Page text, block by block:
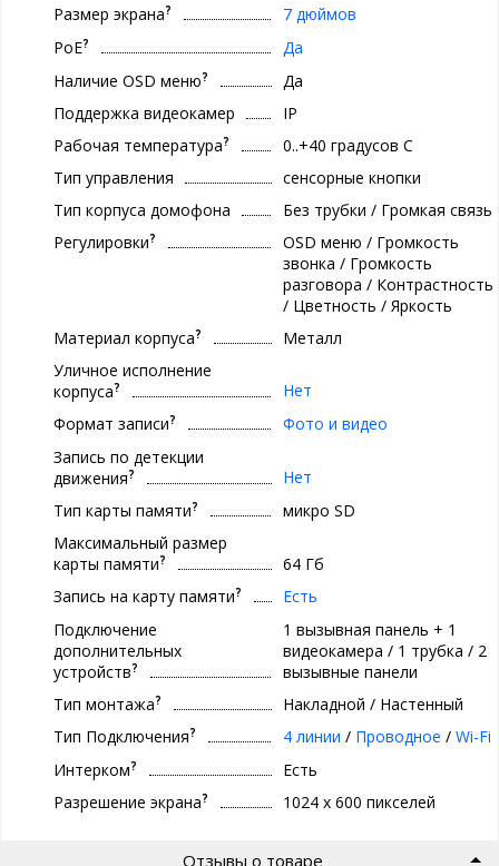
Размер экрана?
7 дюймов
PoE?
Да
Наличие OSD меню?
Да
Поддержка видеокамер
IP
Рабочая температура?
0..+40 градуcов С
Тип управления
сенсорные кнопки
Тип корпуса домофона
Без трубки / Громкая связь
Регулировки?
OSD меню / Громкость
звонка / Громкость
разговора / Контрастность
/ Цветность / Яркость
Материал корпуса?
Металл
Уличное исполнение
корпуса?
Нет
Формат записи?
Фото и видео
Запись по детекции
движения?
Нет
Тип карты памяти?
микро SD
Максимальный размер
карты памяти?
64 Гб
Запись на карту памяти?
Есть
Подключение
дополнительных
устройств?
1 вызывная панель + 1
видеокамера / 1 трубка / 2
вызывные панели
Тип монтажа?
Накладной / Настенный
Тип Подключения? 4 линии / Проводное / Wi-Fi
Интерком?
Есть
Разрешение экрана? 1024 х 600 пикселей
Отзывы о товаре